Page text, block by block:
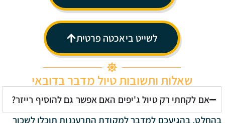
לשייט ביאכטה פרטית
שאלות ותשובות טיול מדבר בדובאי
אם לקחתי רק טיול ג'יפים האם אפשר גם להוסיף רייזר?
בהחלט, בהגיעכם למדבר למקודת התרעננות תוכלו לשכור